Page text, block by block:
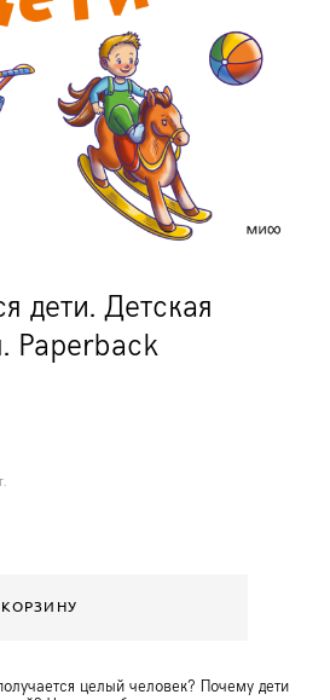
дети. Детская
Paperback
целый человек? Почему дети